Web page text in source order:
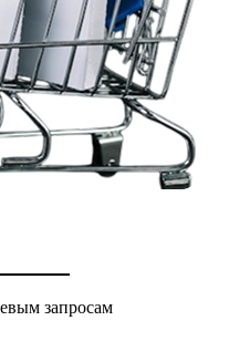
запросам